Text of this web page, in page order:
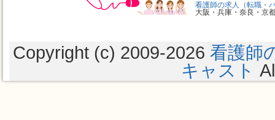
看護師の求人（転職・
大阪・兵庫・奈良・京
Copyright (c) 2009-2026 看護師
キャスト